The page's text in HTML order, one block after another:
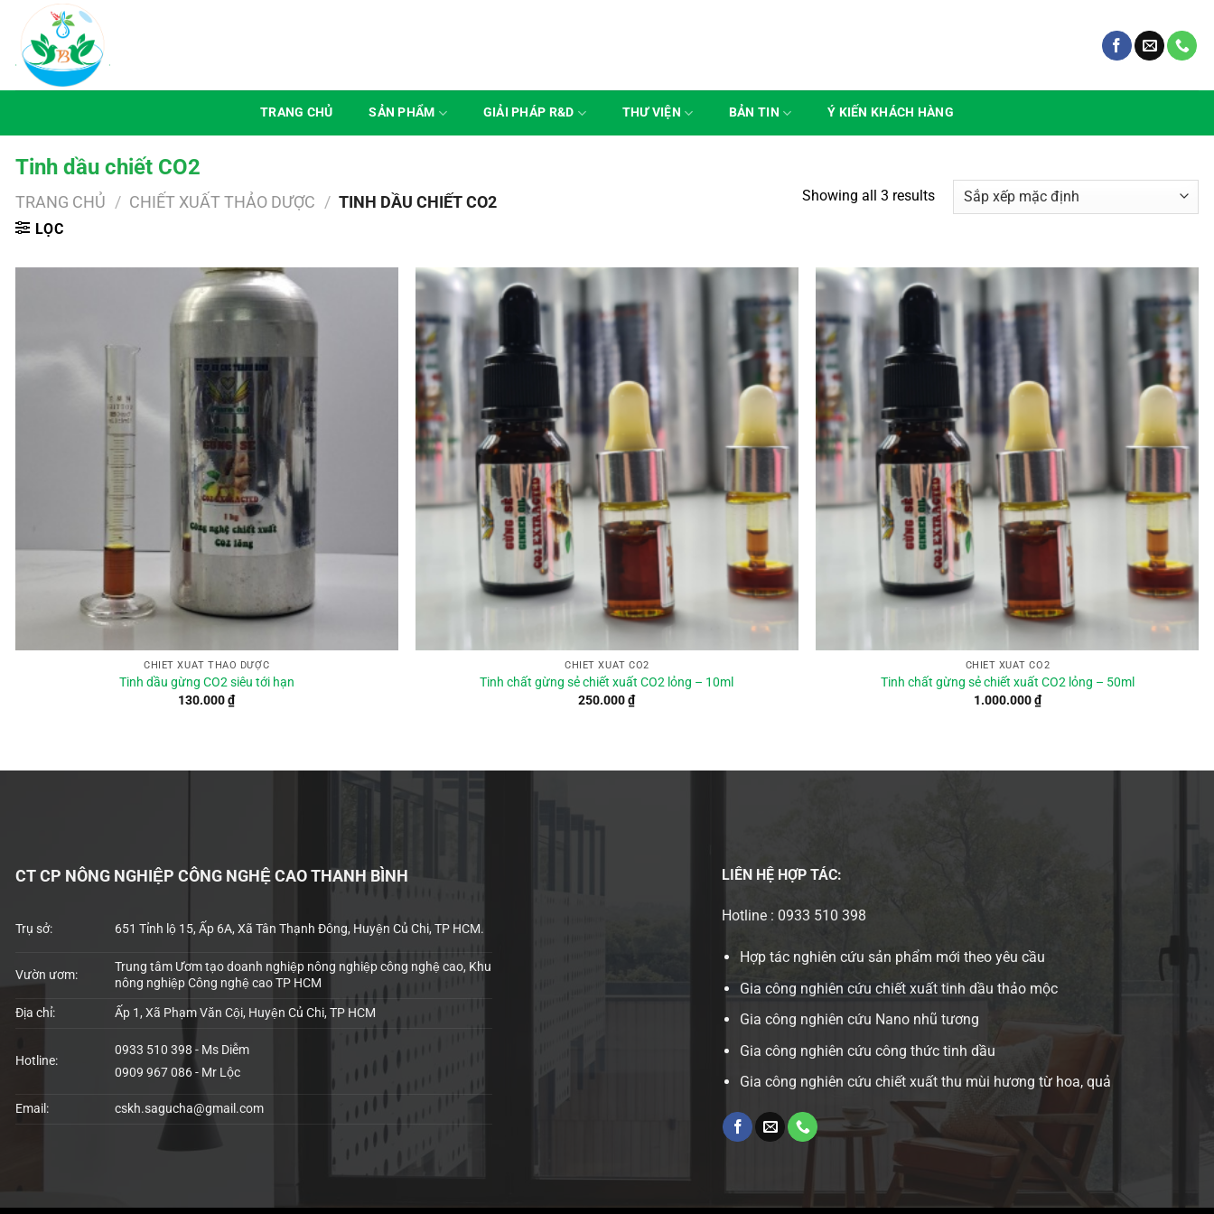
Chuyển
đến
dung
TRANG CHỦ SẢN PHẨM GIẢI PHÁP R&D THƯ VIỆN BẢN TIN Ý KIẾN KHÁCH HÀNG
Tinh dầu chiết CO2
TRANG CHỦ / CHIẾT XUẤT THẢO DƯỢC / TINH DẦU CHIẾT CO2
LỌC
Showing all 3 results
CHIẾT XUẤT THẢO DƯỢC
Tinh dầu gừng CO2 siêu tới hạn
130.000₫
CHIẾT XUẤT CO2
Tinh chất gừng sẻ chiết xuất CO2 lỏng – 10ml
250.000₫
CHIẾT XUẤT CO2
Tinh chất gừng sẻ chiết xuất CO2 lỏng – 50ml
1.000.000₫
CT CP NÔNG NGHIỆP CÔNG NGHỆ CAO THANH BÌNH
Trụ sở: 651 Tỉnh lộ 15, Ấp 6A, Xã Tân Thạnh Đông, Huyện Củ Chi, TP HCM.
Vườn ươm:
Trung tâm Ươm tạo doanh nghiệp nông nghiệp công nghệ cao, Khu
nông nghiệp Công nghệ cao TP HCM
Địa chỉ: Ấp 1, Xã Phạm Văn Cội, Huyện Củ Chi, TP HCM
Hotline:
0933 510 398 - Ms Diễm
0909 967 086 - Mr Lộc
Email: cskh.sagucha@gmail.com
LIÊN HỆ HỢP TÁC:
Hotline : 0933 510 398
Hợp tác nghiên cứu sản phẩm mới theo yêu cầu
Gia công nghiên cứu chiết xuất tinh dầu thảo mộc
Gia công nghiên cứu Nano nhũ tương
Gia công nghiên cứu công thức tinh dầu
Gia công nghiên cứu chiết xuất thu mùi hương từ hoa, quả